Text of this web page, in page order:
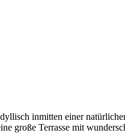
inmitten einer
große Terrasse mit